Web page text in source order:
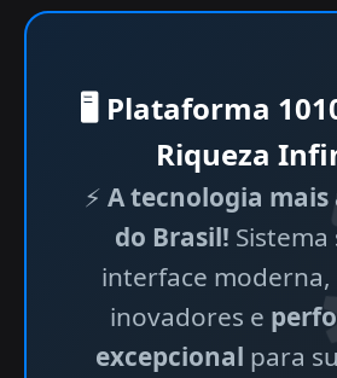
🖥 Plataforma
Riqueza
⚡ A tecnologia mais
do Brasil!
interface moderna,
inovadores e
excepcional para